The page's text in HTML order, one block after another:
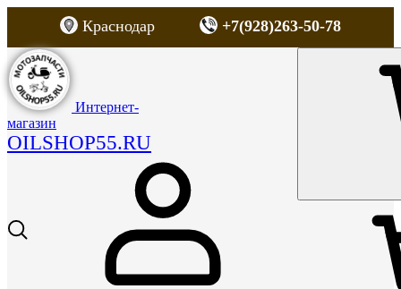
Краснодар +7(928)263-50-78
Интернет-
магазин
OILSHOP55.RU